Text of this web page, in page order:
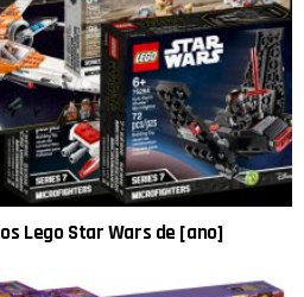
Lego Star Wars de [ano]